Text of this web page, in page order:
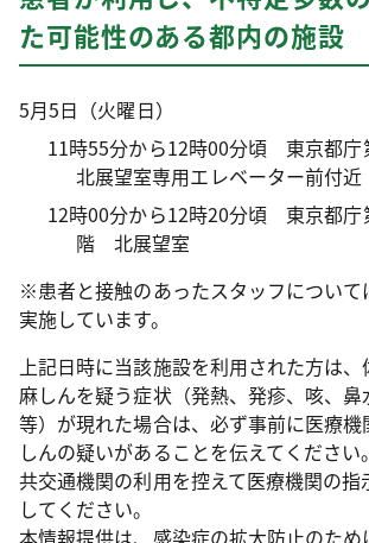
た可能性のある都内の施設
5月5日（火曜日）
11時55分から12時00分頃 東京都
北展望室専用エレベーター前付近
12時00分から12時20分頃 東京都庁
階 北展望室
※患者と接触のあったスタッフについて
実施しています。
上記日時に当該施設を利用された方は、
麻しんを疑う症状（発熱、発疹、咳、鼻
等）が現れた場合は、必ず事前に医療
しんの疑いがあることを伝えてくださ
共交通機関の利用を控えて医療機関の指
してください。
本情報提供は、感染症の拡大防止のた